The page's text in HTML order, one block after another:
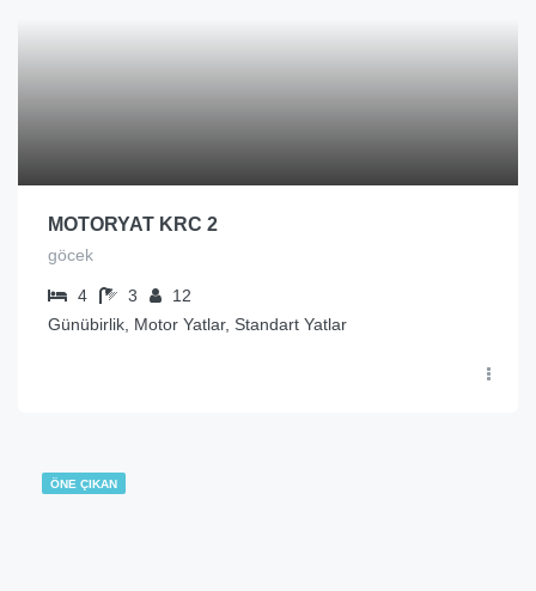
MOTORYAT KRC 2
göcek
4 3
12
Günübirlik, Motor Yatlar, Standart Yatlar
ÖNE ÇIKAN